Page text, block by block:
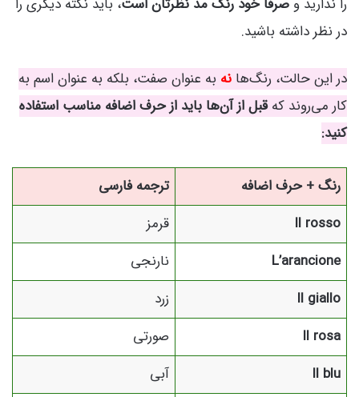
را ندارید و صرفا خود رنگ مد نظرتان است، باید نکته دیگری را
در نظر داشته باشید.
در این حالت، رنگ‌ها نه به عنوان صفت، بلکه به عنوان اسم به
کار می‌روند کهقبل از آن‌ها باید از حرف اضافه مناسب استفاده
کنید:
رنگ + حرف اضافه
ترجمه فارسی
Il rosso
قرمز
L’arancione
نارنجی
Il giallo
زرد
Il rosa
صورتی
Il blu
آبی